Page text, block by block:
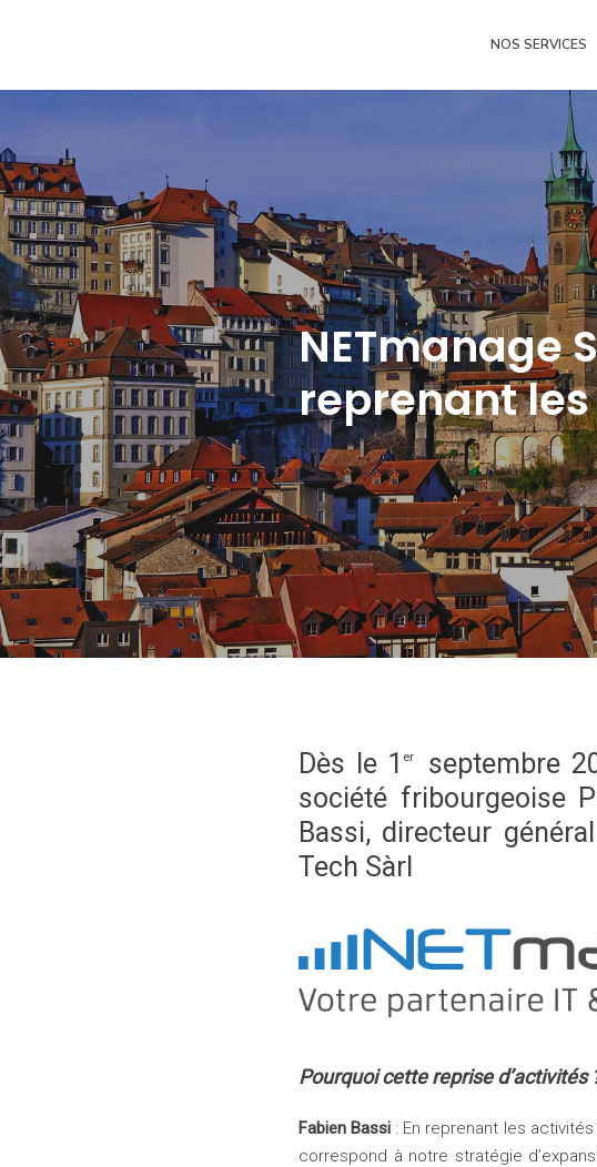
NOS SERVICES
IT
SERVICE DESK & CALL CENTER
SUPPORT IT & DÉPANNAGE
MAINTENANCE SERVEUR
GESTION DES SAUVEGARDES
AUDITS & CONSEILS
DÉLÉGATION DE PERSONNEL
MATÉRIELS & SOFTWARES
NETCLOUD
NETFILES
CLOUD MICROSOFT
CLOUD SWISSCOM
MICROSOFT OFFICE 365
EXCHANGE ONLINE
SHAREPOINT ONLINE
MICROSOFT TEAMS
WEB & MULTIMÉDIA
WEB ET MULTIMÉDIA
CRÉATION DE SITE INTERNET
DIGITALISATION
DIGITALISATION
GESTION ELECTRONIQUE
NETmanage
reprenant les
Dès le 1 er septembre
société fribourgeoise
Bassi, directeur
Tech Sàrl
Pourquoi cette reprise d’activités
Fabien Bassi : En reprenant les
correspond à notre stratégie